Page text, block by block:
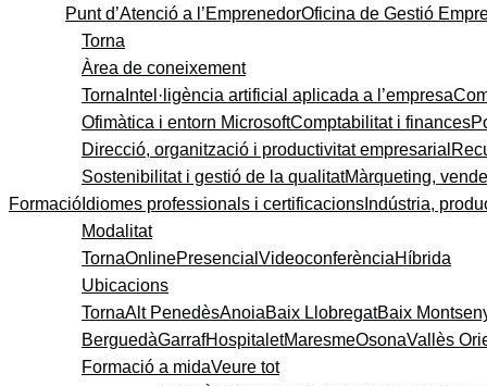
Punt d’Atenció a l’EmprenedorOficina de Gestió
Formació
Torna
Àrea de coneixement
Torna Intel·ligència artificial aplicada a l’empresa
Ofimàtica i entorn MicrosoftComptabilitat i finances
Direcció, organització i productivitat empresarial
Sostenibilitat i gestió de la qualitatMàrqueting,
Idiomes professionals i certificacions Indústria,
Modalitat
TornaOnlinePresencial VideoconferènciaHíbrida
Ubicacions
TornaAlt PenedèsAnoiaBaix LlobregatBaix
BerguedàGarrafHospitaletMaresmeOsonaVallès
Formació a midaVeure tot